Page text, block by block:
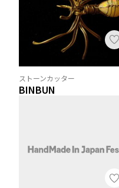
ストーンカッター
BINBUN